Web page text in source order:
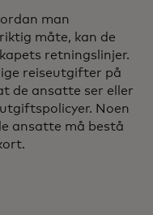
man
måte, kan de
retningslinjer.
reiseutgifter på
de ansatte ser eller
Noen
ansatte må bestå